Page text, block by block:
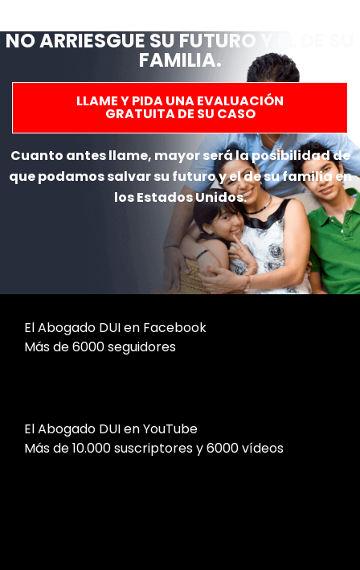
NO ARRIESGUE SU FUTURO Y EL DE SU
FAMILIA.
LLAME Y PIDA UNA EVALUACIÓN
GRATUITA DE SU CASO
Cuanto antes llame, mayor será la posibilidad de
que podamos salvar su futuro y el de su familia en
los Estados Unidos.
El Abogado DUI en Facebook
Más de 6000 seguidores
El Abogado DUI en YouTube
Más de 10.000 suscriptores y 6000 vídeos